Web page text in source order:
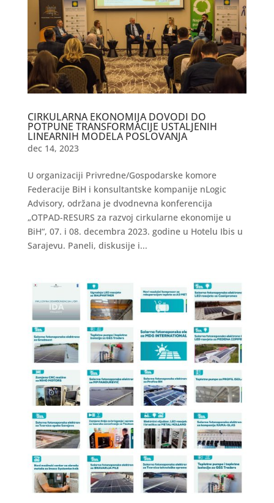
CIRKULARNA EKONOMIJA DOVODI DO
POTPUNE TRANSFORMACIJE USTALJENIH
LINEARNIH MODELA POSLOVANJA
dec 14, 2023
U organizaciji Privredne/Gospodarske komore
Federacije BiH i konsultantske kompanije nLogic
Advisory, održana je dvodnevna konferencija
„OTPAD-RESURS za razvoj cirkularne ekonomije u
BiH“, 07. i 08. decembra 2023. godine u Hotelu Ibis u
Sarajevu. Paneli, diskusije i...